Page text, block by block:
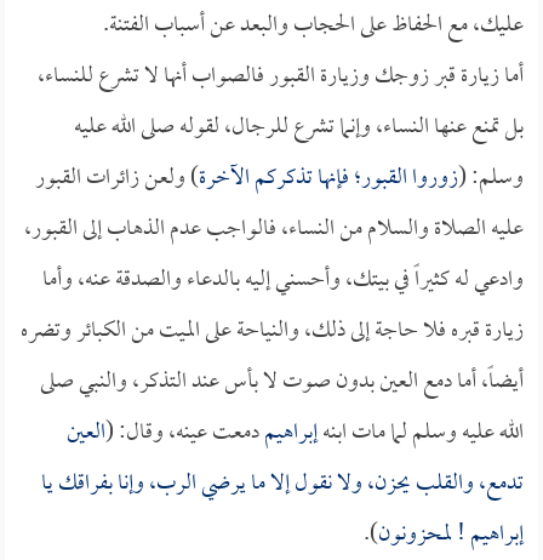
عليك، مع الحفاظ على الحجاب والبعد عن أسباب الفتنة.
أما زيارة قبر زوجك وزيارة القبور فالصواب أنها لا تشرع للنساء،
بل تمنع عنها النساء، وإنما تشرع للرجال، لقوله صلى الله عليه
وسلم: (زوروا القبور؛ فإنها تذكركم الآخرة) ولعن زائرات القبور
عليه الصلاة والسلام من النساء، فالواجب عدم الذهاب إلى القبور،
وادعي له كثيراً في بيتك، وأحسني إليه بالدعاء والصدقة عنه، وأما
زيارة قبره فلا حاجة إلى ذلك، والنياحة على الميت من الكبائر وتضره
أيضاً، أما دمع العين بدون صوت لا بأس عند التذكر، والنبي صلى
الله عليه وسلم لما مات ابنهإبراهيمدمعت عينه، وقال: (العين
تدمع، والقلب يحزن، ولا نقول إلا ما يرضي الرب، وإنا بفراقك يا
إبراهيم! لمحزونون).